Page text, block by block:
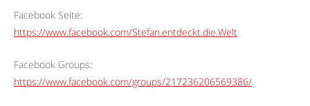
Facebook Seite:
https://www.facebook.com/Stefan.entdeckt.die.Welt
Facebook Groups:
https://www.facebook.com/groups/217236206569386/